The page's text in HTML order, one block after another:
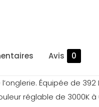
Avis 0
Équipée de 392
réglable de 3000K à